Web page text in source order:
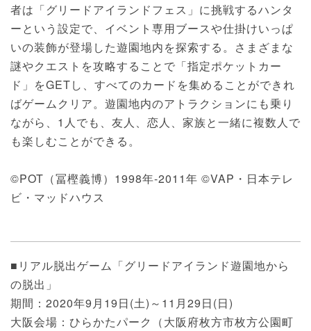
者は「グリードアイランドフェス」に挑戦するハンタ
ーという設定で、イベント専用ブースや仕掛けいっぱ
いの装飾が登場した遊園地内を探索する。さまざまな
謎やクエストを攻略することで「指定ポケットカー
ド」をGETし、すべてのカードを集めることができれ
ばゲームクリア。遊園地内のアトラクションにも乗り
ながら、1人でも、友人、恋人、家族と一緒に複数人で
も楽しむことができる。
©POT（冨樫義博）1998年-2011年 ©VAP・日本テレ
ビ・マッドハウス
■リアル脱出ゲーム「グリードアイランド遊園地から
の脱出」
期間：2020年9月19日(土)～11月29日(日)
大阪会場：ひらかたパーク（大阪府枚方市枚方公園町